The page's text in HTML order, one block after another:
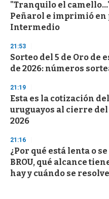
"Tranquilo el
Peñarol e imprimió en
Intermedio
21:53
Sorteo del 5 de Oro de
de 2026: números
21:19
Esta es la cotización
uruguayos al cierre
2026
21:16
¿Por qué está lenta o
BROU, qué alcance
hay y cuándo se